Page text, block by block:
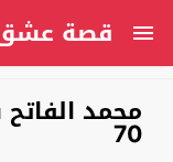
قصة
محمد
70